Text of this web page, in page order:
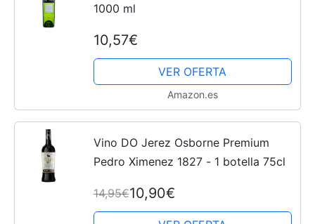
1000 ml
10,57€
VER OFERTA
Amazon.es
Vino DO Jerez Osborne Premium
Pedro Ximenez 1827 - 1 botella 75cl
14,95€10,90€